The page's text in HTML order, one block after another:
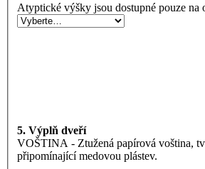
Atyptické výšky jsou dostupné pouze na
5. Výplň dveří
VOŠTINA - Ztužená papírová voština,
připomínající medovou plástev.